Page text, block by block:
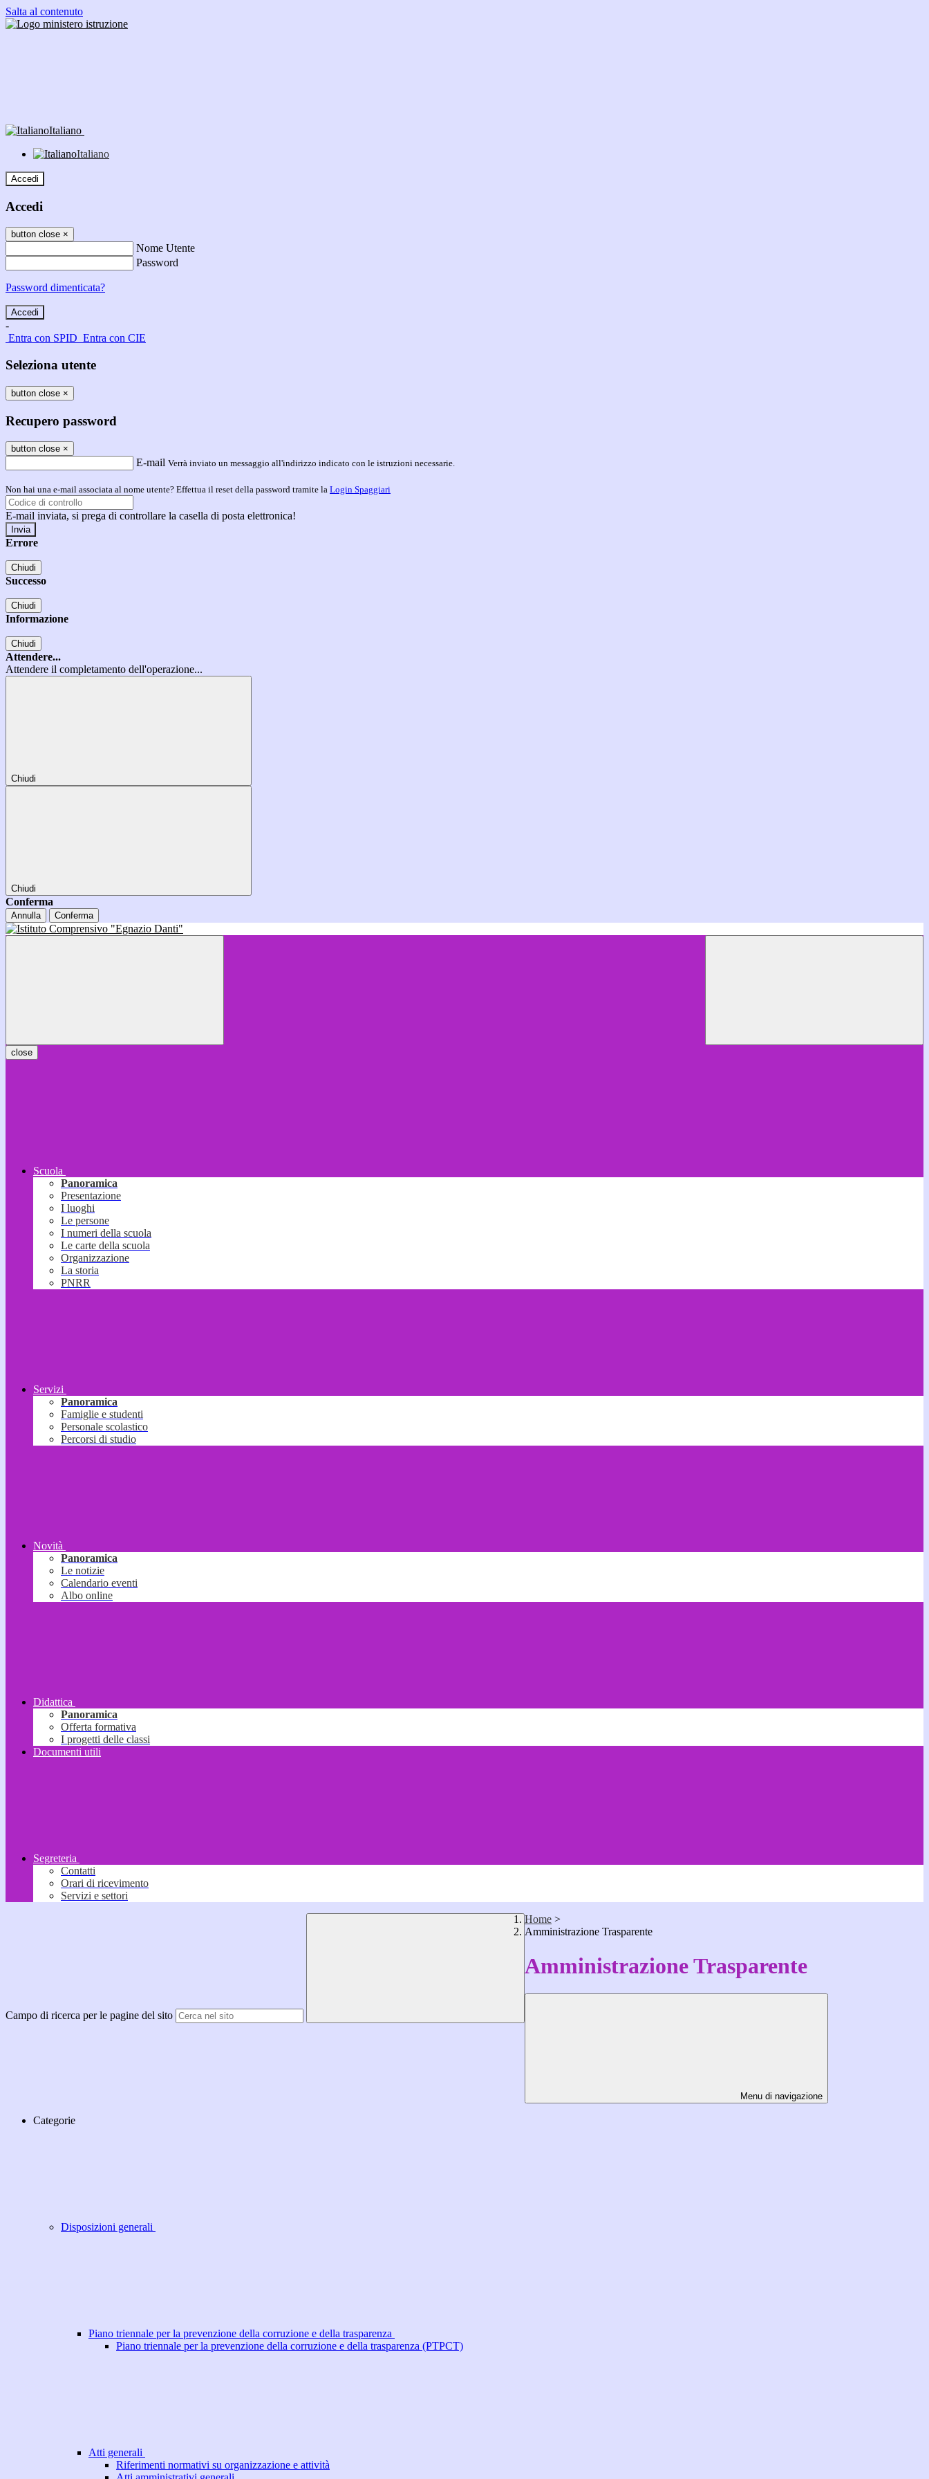
Salta al contenuto
Italiano
Italiano
Accedi
Accedi
button close ×
Nome Utente
Password
Password dimenticata?
-
Entra con SPID Entra con CIE
Seleziona utente
button close ×
Recupero password
button close ×
E-mail Verrà inviato un messaggio all'indirizzo indicato con le istruzioni necessarie.
Non hai una e-mail associata al nome utente? Effettua il reset della password tramite la Login Spaggiari
E-mail inviata, si prega di controllare la casella di posta elettronica!
Errore
Chiudi
Successo
Chiudi
Informazione
Chiudi
Attendere...
Attendere il completamento dell'operazione...
Chiudi
Chiudi
Conferma
Annulla Conferma
close
Scuola
Panoramica
Presentazione
I luoghi
Le persone
I numeri della scuola
Le carte della scuola
Organizzazione
La storia
PNRR
Servizi
Panoramica
Famiglie e studenti
Personale scolastico
Percorsi di studio
Novità
Panoramica
Le notizie
Calendario eventi
Albo online
Didattica
Panoramica
Offerta formativa
I progetti delle classi
Documenti utili
Segreteria
Contatti
Orari di ricevimento
Servizi e settori
Campo di ricerca per le pagine del sito
Home >
Amministrazione Trasparente
Amministrazione Trasparente
Menu di navigazione
Categorie
Disposizioni generali
Piano triennale per la prevenzione della corruzione e della trasparenza
Piano triennale per la prevenzione della corruzione e della trasparenza (PTPCT)
Atti generali
Riferimenti normativi su organizzazione e attività